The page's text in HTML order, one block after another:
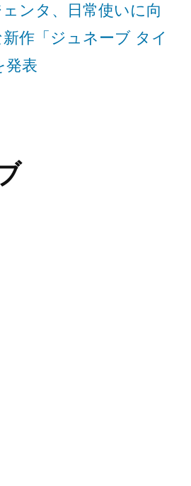
ンタ、日常使いに向
作「ジュネーブ タイ
発表